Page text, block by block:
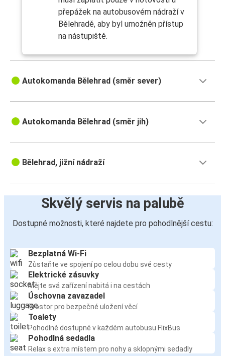
přepážek na autobusovém nádraží v
Bělehradě, aby byl umožněn přístup
na nástupiště.
Autokomanda Bělehrad (směr sever)
Autokomanda Bělehrad (směr jih)
Bělehrad, jižní nádraží
Skvělý servis na palubě
Dostupné možnosti, které najdete pro pohodlnější cestu:
Bezplatná Wi-Fi
Zůstaňte ve spojení po celou dobu své cesty
Elektrické zásuvky
Mějte svá zařízení nabitá i na cestách
Úschovna zavazadel
Prostor pro bezpečné uložení věcí
Toalety
Pohodlně dostupné v každém autobusu FlixBus
Pohodlná sedadla
Relax s extra místem pro nohy a sklopnými sedadly